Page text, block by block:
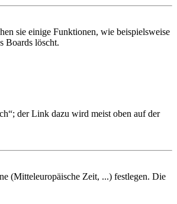
sie einige Funktionen, wie beispielsweise
Boards löscht.
der Link dazu wird meist oben auf der
(Mitteleuropäische Zeit, ...) festlegen. Die